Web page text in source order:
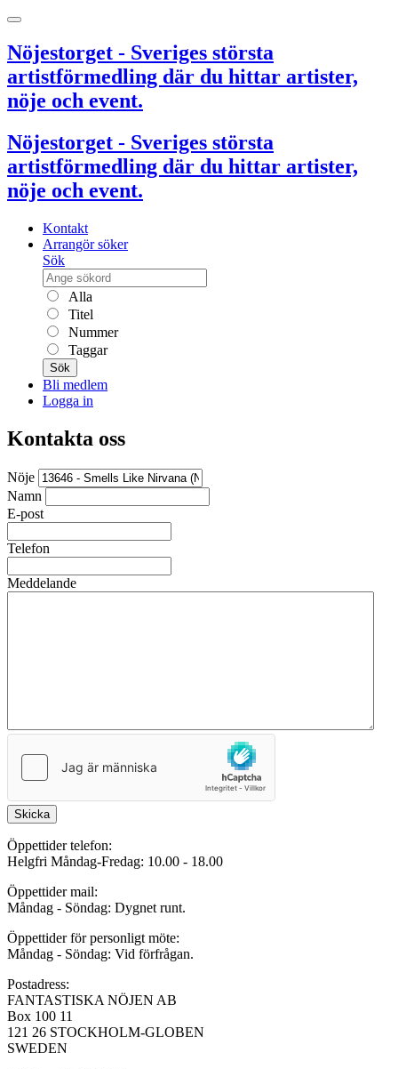
Nöjestorget - Sveriges största
artistförmedling där du hittar artister,
nöje och event.
Nöjestorget - Sveriges största
artistförmedling där du hittar artister,
nöje och event.
Kontakt
Arrangör söker
Sök
Alla
Titel
Nummer
Taggar
Sök
Bli medlem
Logga in
Kontakta oss
Nöje
Namn
E-post
Telefon
Meddelande
Skicka
Öppettider telefon:
Helgfri Måndag-Fredag: 10.00 - 18.00
Öppettider mail:
Måndag - Söndag: Dygnet runt.
Öppettider för personligt möte:
Måndag - Söndag: Vid förfrågan.
Postadress:
FANTASTISKA NÖJEN AB
Box 100 11
121 26 STOCKHOLM-GLOBEN
SWEDEN